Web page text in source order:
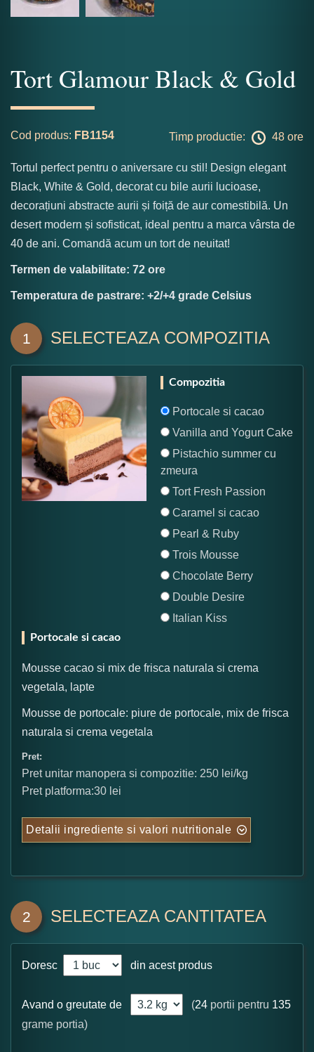
Tort Glamour Black & Gold
Cod produs: FB1154 Timp productie: 48 ore
Tortul perfect pentru o aniversare cu stil! Design elegant
Black, White & Gold, decorat cu bile aurii lucioase,
decorațiuni abstracte aurii și foiță de aur comestibilă. Un
desert modern și sofisticat, ideal pentru a marca vârsta de
40 de ani. Comandă acum un tort de neuitat!
Termen de valabilitate: 72 ore
Temperatura de pastrare: +2/+4 grade Celsius
1 SELECTEAZA COMPOZITIA
Compozitia
Portocale si cacao
Vanilla and Yogurt Cake
Pistachio summer cu
zmeura
Tort Fresh Passion
Caramel si cacao
Pearl & Ruby
Trois Mousse
Chocolate Berry
Double Desire
Italian Kiss
Portocale si cacao
Mousse cacao si mix de frisca naturala si crema
vegetala, lapte
Mousse de portocale: piure de portocale, mix de frisca
naturala si crema vegetala
Pret:
Pret unitar manopera si compozitie: 250 lei/kg
Pret platforma:30 lei
Detalii ingrediente si valori nutritionale
2 SELECTEAZA CANTITATEA
Doresc din acest produs
Avand o greutate de (24 portii pentru 135
grame portia)